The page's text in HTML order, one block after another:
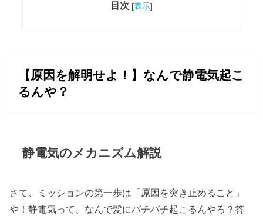
目次 [表示]
【原因を解明せよ！】なんで静電気起こ
るんや？
静電気のメカニズム解説
さて、ミッションの第一歩は「原因を突き止めること」
や！静電気って、なんで髪にバチバチ起こるんやろ？答